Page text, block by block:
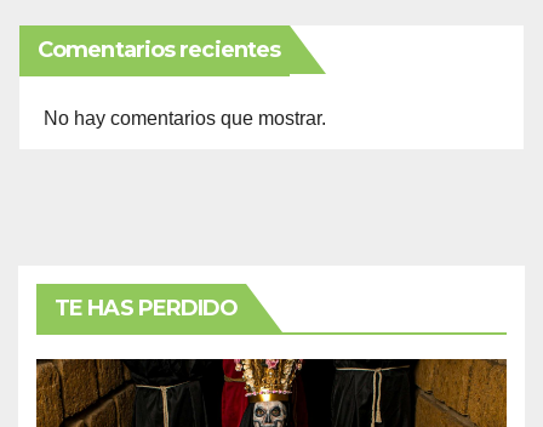
Comentarios recientes
No hay comentarios que mostrar.
TE HAS PERDIDO